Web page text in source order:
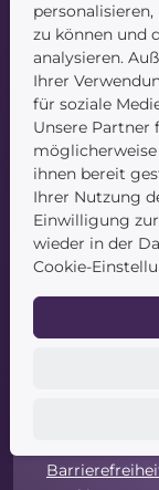
Startseite
Blog
Kontakt
Service
Newsletter
Unsere AGB
zu können und
analysieren.
Ihrer
für soziale
Unsere Partner
ihnen bereit
Ihrer Nutzung
Einwilligung
wieder in der
Cookie-